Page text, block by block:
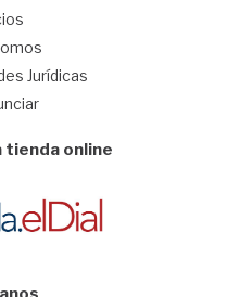
Jurídicas
tienda online